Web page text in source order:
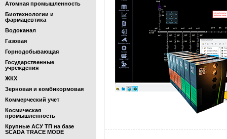
Атомная промышленность
Биотехнологии и
фармацевтика
Водоканал
Газовая
Горнодобывающая
Государственные
учреждения
ЖКХ
Зерновая и комбикормовая
Коммерческий учет
Космическая
промышленность
Крупные АСУ ТП на базе
SCADA TRACE MODE